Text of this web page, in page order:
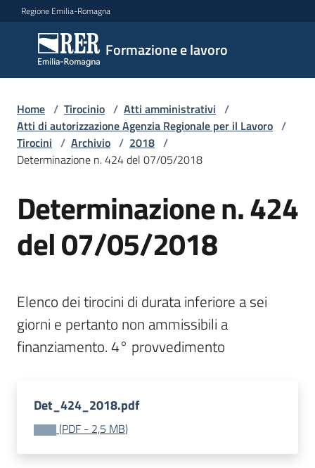
Vai al contenuto
Vai alla navigazione
Vai al footer
Regione Emilia-Romagna
Formazione e lavoro
Formazione
e lavoro
Argomenti
Servizi
Leggi
Atti
Bandi
Programmi
Progetti
Home / Tirocinio / Atti amministrativi /
Atti di autorizzazione Agenzia Regionale per il Lavoro /
Tirocini / Archivio / 2018 /
Determinazione n. 424 del 07/05/2018
Determinazione n. 424
del 07/05/2018
Elenco dei tirocini di durata inferiore a sei
giorni e pertanto non ammissibili a
Det_424_2018.pdf
(PDF - 2,5 MB)